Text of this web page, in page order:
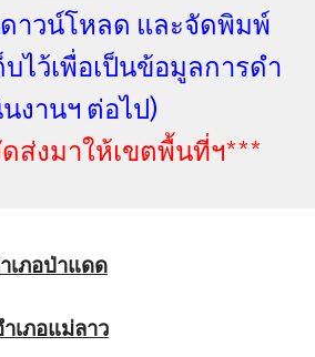
ดาวน์โหลด และจัดพิมพ์
บไว้เพื่อเป็นข้อมูลการดำ
นงานฯ ต่อไป)
ส่งมาให้เขตพื้นที่ฯ***
เภอป่าแดด
ำเภอแม่ลาว